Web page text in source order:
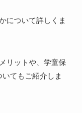
について詳しくま
リットや、学童保
てもご紹介しま